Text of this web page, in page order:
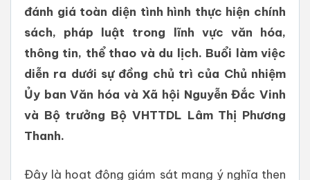
đánh giá toàn diện tình hình thực hiện chính
sách, pháp luật trong lĩnh vực văn hóa,
thông tin, thể thao và du lịch. Buổi làm việc
diễn ra dưới sự đồng chủ trì của Chủ nhiệm
Ủy ban Văn hóa và Xã hội Nguyễn Đắc Vinh
và Bộ trưởng Bộ VHTTDL Lâm Thị Phương
Thanh.
Đây là hoạt động giám sát mang ý nghĩa then